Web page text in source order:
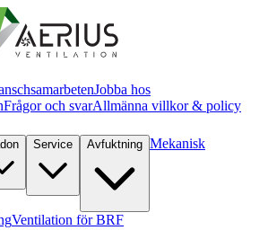
Jobba hos
Frågor och svarAllmänna villkor & policy
Service Avfuktning Mekanisk
Ventilation för BRF